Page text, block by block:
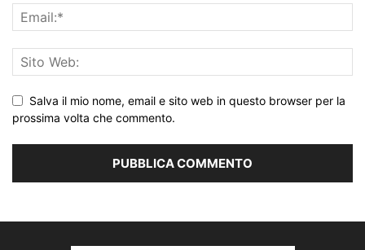
Salva il mio nome, email e sito web in questo browser per la
prossima volta che commento.